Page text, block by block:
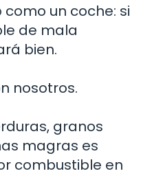
un coche: si
de mala
bien.
nosotros.
granos
magras es
combustible en